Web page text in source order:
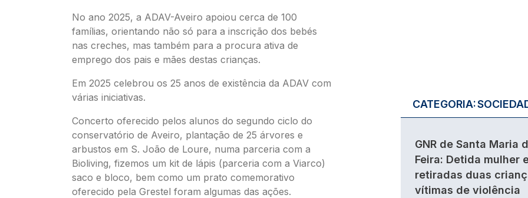
No ano 2025, a ADAV-Aveiro apoiou cerca de 100
famílias, orientando não só para a inscrição dos bebés
nas creches, mas também para a procura ativa de
emprego dos pais e mães destas crianças.
Em 2025 celebrou os 25 anos de existência da ADAV com
várias iniciativas.
Concerto oferecido pelos alunos do segundo ciclo do
conservatório de Aveiro, plantação de 25 árvores e
arbustos em S. João de Loure, numa parceria com a
Bioliving, fizemos um kit de lápis (parceria com a Viarco)
saco e bloco, bem como um prato comemorativo
oferecido pela Grestel foram algumas das ações.
CATEGORIA:
GNR de Santa Maria
Feira: Detida mulher
retiradas duas
vítimas de violência